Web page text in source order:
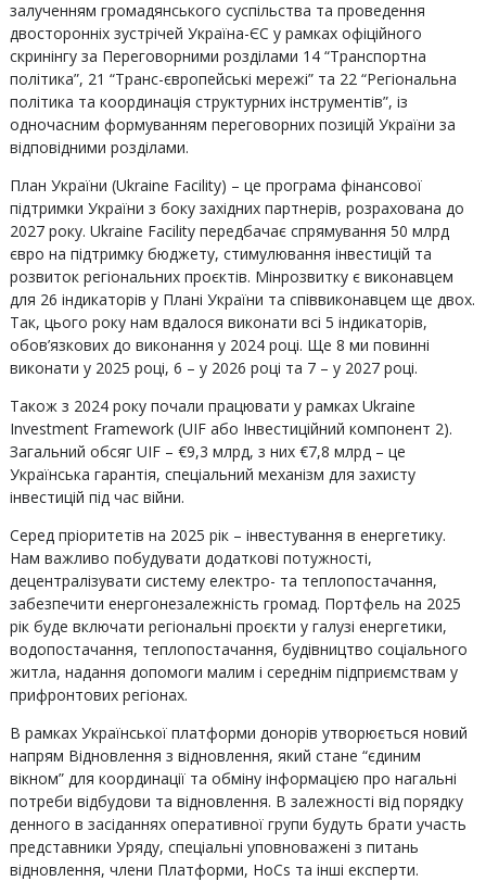
залученням громадянського суспільства та проведення
двосторонніх зустрічей Україна-ЄС у рамках офіційного
скринінгу за Переговорними розділами 14 “Транспортна
політика”, 21 “Транс-європейські мережі” та 22 “Регіональна
політика та координація структурних інструментів”, із
одночасним формуванням переговорних позицій України за
відповідними розділами.
План України (Ukraine Facility) – це програма фінансової
підтримки України з боку західних партнерів, розрахована до
2027 року. Ukraine Facility передбачає спрямування 50 млрд
євро на підтримку бюджету, стимулювання інвестицій та
розвиток регіональних проєктів. Мінрозвитку є виконавцем
для 26 індикаторів у Плані України та співвиконавцем ще двох.
Так, цього року нам вдалося виконати всі 5 індикаторів,
обов’язкових до виконання у 2024 році. Ще 8 ми повинні
виконати у 2025 році, 6 – у 2026 році та 7 – у 2027 році.
Також з 2024 року почали працювати у рамках Ukraine
Investment Framework (UIF або Інвестиційний компонент 2).
Загальний обсяг UIF – €9,3 млрд, з них €7,8 млрд – це
Українська гарантія, спеціальний механізм для захисту
інвестицій під час війни.
Серед пріоритетів на 2025 рік – інвестування в енергетику.
Нам важливо побудувати додаткові потужності,
децентралізувати систему електро- та теплопостачання,
забезпечити енергонезалежність громад. Портфель на 2025
рік буде включати регіональні проєкти у галузі енергетики,
водопостачання, теплопостачання, будівництво соціального
житла, надання допомоги малим і середнім підприємствам у
прифронтових регіонах.
В рамках Української платформи донорів утворюється новий
напрям Відновлення з відновлення, який стане “єдиним
вікном” для координації та обміну інформацією про нагальні
потреби відбудови та відновлення. В залежності від порядку
денного в засіданнях оперативної групи будуть брати участь
представники Уряду, спеціальні уповноважені з питань
відновлення, члени Платформи, HoCs та інші експерти.